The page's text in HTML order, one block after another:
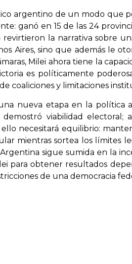
argentino de un modo que
ganó en 15 de las 24
la narrativa sobre
Aires, sino que además le
Milei ahora tiene la
es políticamente
coaliciones y limitaciones
nueva etapa en la política
viabilidad electoral;
necesitará equilibrio:
mientras sortea los límites
sigue sumida en la
para obtener resultados
de una democracia